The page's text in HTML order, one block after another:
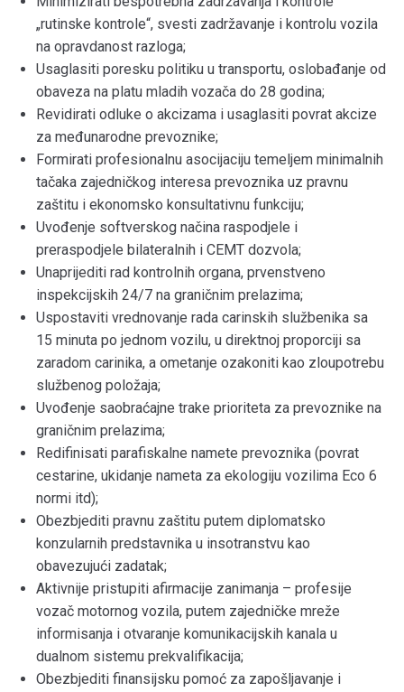
„rutinske kontrole“, svesti zadržavanje i kontrolu vozila
na opravdanost razloga;
Usaglasiti poresku politiku u transportu, oslobađanje od
obaveza na platu mladih vozača do 28 godina;
Revidirati odluke o akcizama i usaglasiti povrat akcize
za međunarodne prevoznike;
Formirati profesionalnu asocijaciju temeljem minimalnih
tačaka zajedničkog interesa prevoznika uz pravnu
zaštitu i ekonomsko konsultativnu funkciju;
Uvođenje softverskog načina raspodjele i
preraspodjele bilateralnih i CEMT dozvola;
Unaprijediti rad kontrolnih organa, prvenstveno
inspekcijskih 24/7 na graničnim prelazima;
Uspostaviti vrednovanje rada carinskih službenika sa
15 minuta po jednom vozilu, u direktnoj proporciji sa
zaradom carinika, a ometanje ozakoniti kao zloupotrebu
službenog položaja;
Uvođenje saobraćajne trake prioriteta za prevoznike na
graničnim prelazima;
Redifinisati parafiskalne namete prevoznika (povrat
cestarine, ukidanje nameta za ekologiju vozilima Eco 6
normi itd);
Obezbjediti pravnu zaštitu putem diplomatsko
konzularnih predstavnika u insotranstvu kao
obavezujući zadatak;
Aktivnije pristupiti afirmacije zanimanja – profesije
vozač motornog vozila, putem zajedničke mreže
informisanja i otvaranje komunikacijskih kanala u
dualnom sistemu prekvalifikacija;
Obezbjediti finansijsku pomoć za zapošljavanje i